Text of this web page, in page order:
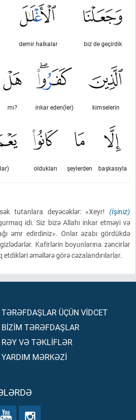
biz de geçirdik
demir halkalar
kimselerin
inkar eden(ler)
mı?
başkasıyla
şeylerden
oldukları
tutanlara deyəcəklər: «Xeyr! (İşiniz)
idi. Siz bizə Allahı inkar etməyi və
əmr edirdiniz». Onlar əzabı gördükdə
Kafirlərin boyunlarına zəncirlər
əməllərə görə cəzalandırılarlar.
TƏRƏFDAŞLAR ÜÇÜN VİDCET
BİZİM TƏRƏFDAŞLAR
RƏY VƏ TƏKLİFLƏR
YARDIM MƏRKƏZİ